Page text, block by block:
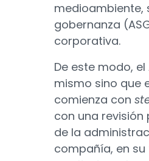
medioambiente,
gobernanza
corporativa.
De este modo,
mismo sino que
comienza con
con una
de la
compañía, en